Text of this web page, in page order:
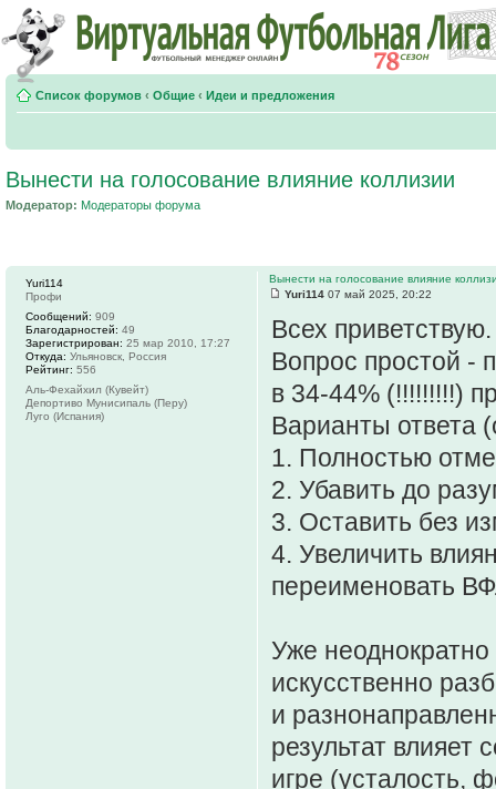
Список форумов ‹ Общие ‹ Идеи и предложения
Вынести на голосование влияние коллизии
Модератор: Модераторы форума
Вынести на голосование влияние
Yuri114 07 май 2025, 20:22
Всех приветствую.
Вопрос простой -
в 34-44% (!!!!!!!!!)
Варианты ответа
1. Полностью
2. Убавить до
3. Оставить без
4. Увеличить
переименовать
Уже
искусственно
и
результат влияет
игре (усталость,
Yuri114
Профи
Сообщений: 909
Благодарностей: 49
Зарегистрирован: 25 мар 2010, 17:27
Откуда: Ульяновск, Россия
Рейтинг: 556
Аль-Фехайхил (Кувейт)
Депортиво Мунисипаль (Перу)
Луго (Испания)